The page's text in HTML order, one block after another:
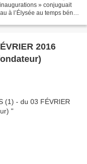
» conjuguait
à l’Élysée au temps béni
2016